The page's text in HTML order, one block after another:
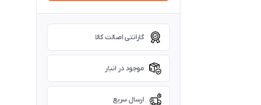
گارانتی اصالت کالا
موجود در انبار
ارسال سریع